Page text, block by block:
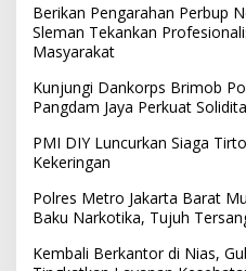
Berikan Pengarahan Perbup
Sleman Tekankan
Masyarakat
Kunjungi Dankorps Brimob
Pangdam Jaya Perkuat
PMI DIY Luncurkan Siaga
Kekeringan
Polres Metro Jakarta Barat
Baku Narkotika, Tujuh
Kembali Berkantor di Nias,